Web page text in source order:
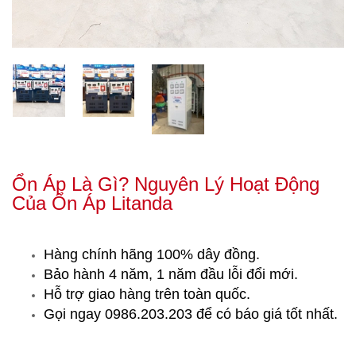
Ổn Áp Là Gì? Nguyên Lý Hoạt Động
Của Ổn Áp Litanda
Hàng chính hãng 100% dây đồng.
Bảo hành 4 năm, 1 năm đầu lỗi đổi mới.
Hỗ trợ giao hàng trên toàn quốc.
Gọi ngay 0986.203.203 để có báo giá tốt nhất.